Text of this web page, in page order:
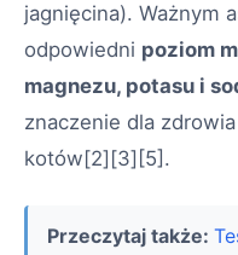
jagnięcina). Ważnym
odpowiedni poziom
magnezu, potasu i
znaczenie dla
kotów[2][3][5] .
Przeczytaj także: